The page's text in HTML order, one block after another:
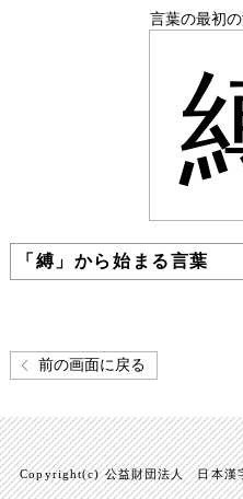
言葉の最初
「縛」から始まる言葉
前の画面に戻る
Copyright(c) 公益財団法人 日本漢